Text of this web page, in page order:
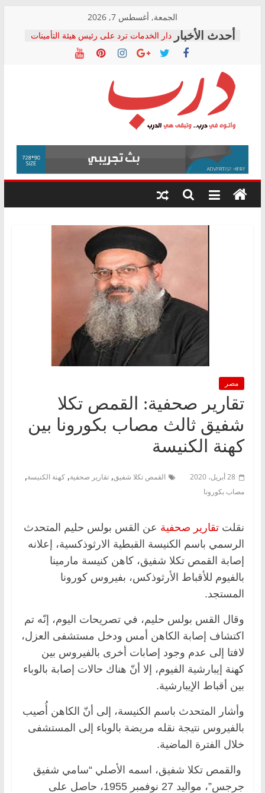
content
الجمعة, أغسطس 7, 2026
دار الخدمات ترد على رئيس هيئة التأمينات
بعد مؤتمره الصحفي: إنكار الأزمة لا ينهي
معاناة أصحاب المعاشات.. ونطالب بكشف
فرحات سليمان يكتب: القطاع الصحي إلى
أين؟
حزب التحالف الشعبي يطلق لجنة “الحق
في الصحة” بالإسكندرية لرصد الانتهاكات
ودعم المرضى
الوزاري لمدينة الصحفيين.. وانتهاء أعمال
إنشاء المبنى الإداري
المجلس القومي لحقوق الإنسان يعلن
متابعة قضية الدكتور محمد زهران.. ويؤكد:
قرينة البراءة وضمانات المحاكمة العادلة
درب
وأتوه
درب..
وتبقى
هي
مصر
تقارير صحفية: القمص تكلا
شفيق ثالث مصاب بكورونا بين
كهنة الكنيسة
28 أبريل، 2020 القمص تكلا شفيق, تقارير صحفية, كهنة الكنيسة,
مصاب بكورونا
نقلت تقارير صحفية عن القس بولس حليم المتحدث
الرسمي باسم الكنيسة القبطية الارثوذكسية، إعلانه
إصابة القمص تكلا شفيق، كاهن كنيسة مارمينا
بالفيوم للأقباط الأرثوذكس، بفيروس كورونا
المستجد.
وقال القس بولس حليم، في تصريحات اليوم، إنّه تم
اكتشاف إصابة الكاهن أمس ودخل مستشفى العزل،
لافتا إلى عدم وجود إصابات أخرى بالفيروس بين
كهنة إيبارشية الفيوم، إلا أنّ هناك حالات إصابة بالوباء
بين أقباط الإيبارشية.
وأشار المتحدث باسم الكنيسة، إلى أنّ الكاهن أُصيب
بالفيروس نتيجة نقله مريضة بالوباء إلى المستشفى
خلال الفترة الماضية.
والقمص تكلا شفيق، اسمه الأصلي “سامي شفيق
جرجس”، مواليد 27 نوفمبر 1955، حاصل على